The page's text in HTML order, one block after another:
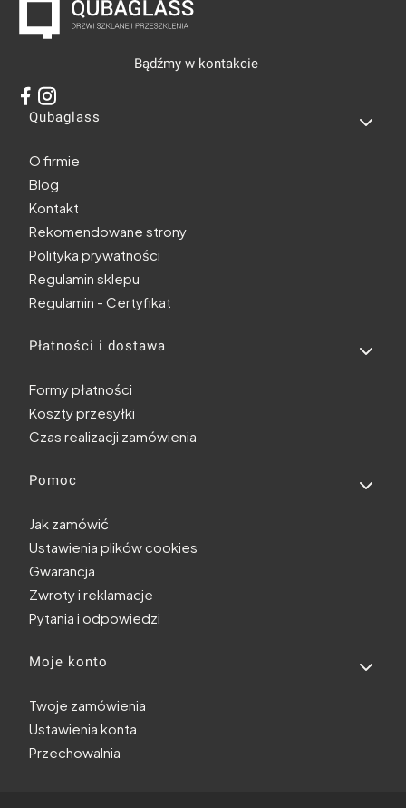
Bądźmy w kontakcie
Linki w stopce
Qubaglass
O firmie
Blog
Kontakt
Rekomendowane strony
Polityka prywatności
Regulamin sklepu
Regulamin - Certyfikat
Płatności i dostawa
Formy płatności
Koszty przesyłki
Czas realizacji zamówienia
Pomoc
Jak zamówić
Ustawienia plików cookies
Gwarancja
Zwroty i reklamacje
Pytania i odpowiedzi
Moje konto
Twoje zamówienia
Ustawienia konta
Przechowalnia